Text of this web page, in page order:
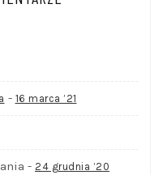
- 16 marca ’21
- 24 grudnia ’20